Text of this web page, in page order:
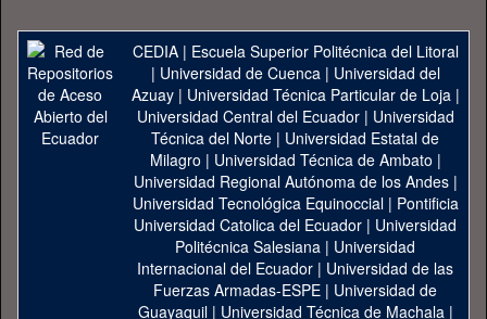
CEDIA| Escuela Superior Politécnica del Litoral
| Universidad de Cuenca| Universidad del
Azuay| Universidad Técnica Particular de Loja|
Universidad Central del Ecuador| Universidad
Técnica del Norte | Universidad Estatal de
Milagro | Universidad Técnica de Ambato |
Universidad Regional Autónoma de los Andes|
Universidad Tecnológica Equinoccial| Pontificia
Universidad Catolica del Ecuador | Universidad
Politécnica Salesiana | Universidad
Internacional del Ecuador | Universidad de las
Fuerzas Armadas-ESPE | Universidad de
Guayaquil| Universidad Técnica de Machala|